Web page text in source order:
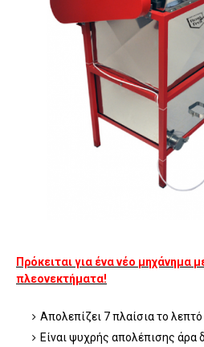
Πρόκειται για ένα νέο μηχάνημα
πλεονεκτήματα!
Απολεπίζει 7 πλαίσια το λεπτό
Είναι ψυχρής απολέπισης άρα